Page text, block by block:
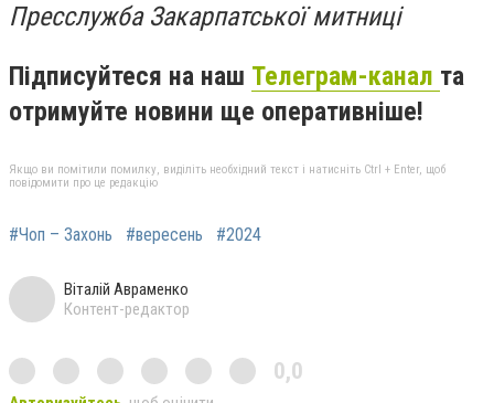
Пресслужба Закарпатської митниці
Підписуйтеся на наш Телеграм-канал та
отримуйте новини ще оперативніше!
Якщо ви помітили помилку, виділіть необхідний текст і натисніть Ctrl + Enter, щоб
повідомити про це редакцію
#Чоп – Захонь #вересень #2024
Віталій Авраменко
Контент-редактор
0,0